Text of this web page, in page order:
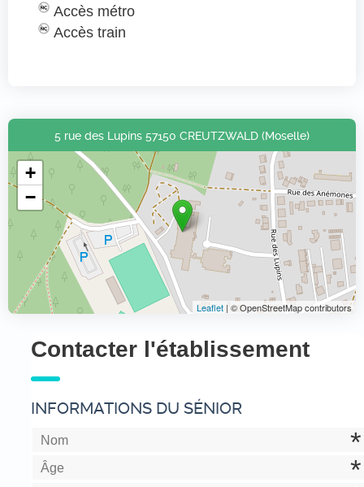
Accès métro
Accès train
5 rue des Lupins 57150 CREUTZWALD (Moselle)
+
−
Leaflet | © OpenStreetMap contributors
Contacter l'établissement
INFORMATIONS DU SÉNIOR